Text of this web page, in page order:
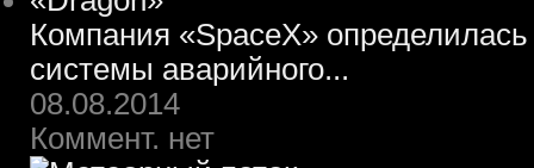
Компания «SpaceX»
системы аварийного...
08.08.2014
Коммент. нет